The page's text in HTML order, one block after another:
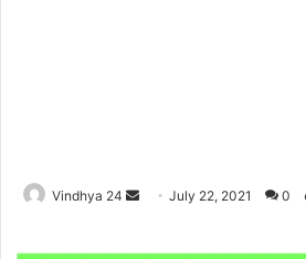
Vindhya 24
SendJuly 22, 2021 0